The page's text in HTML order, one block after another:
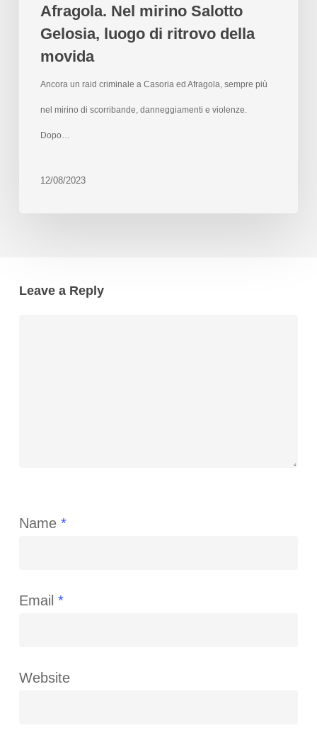
Afragola. Nel mirino Salotto
Gelosia, luogo di ritrovo della
movida
Ancora un raid criminale a Casoria ed Afragola, sempre più
nel mirino di scorribande, danneggiamenti e violenze.
Dopo…
12/08/2023
Leave a Reply
Name *
Email *
Website